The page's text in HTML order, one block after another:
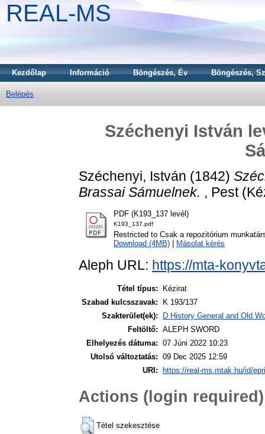
REAL-MS
Kezdőlap Információ Böngészés, Év Böngészés,
Belépés
Széchenyi István
Széchenyi, István (1842)
Brassai Sámuelnek. , Pest
PDF (K193_137 levél)
K193_137.pdf
Restricted to Csak a repozitórium
Download (4MB)
Másolat kérés
Aleph URL: https://mta-
Tétel típus:
Kézirat
Szabad kulcsszavak:
K 193/137
Szakterület(ek):
D History General and Old
Feltöltő: ALEPH SWORD
Elhelyezés dátuma: 07 Júni 2022 10:23
Utolsó változtatás: 09 Dec 2025 12:59
URI:
https://real-ms.mtak.hu/id/
Actions (login required)
Tétel szekesztése